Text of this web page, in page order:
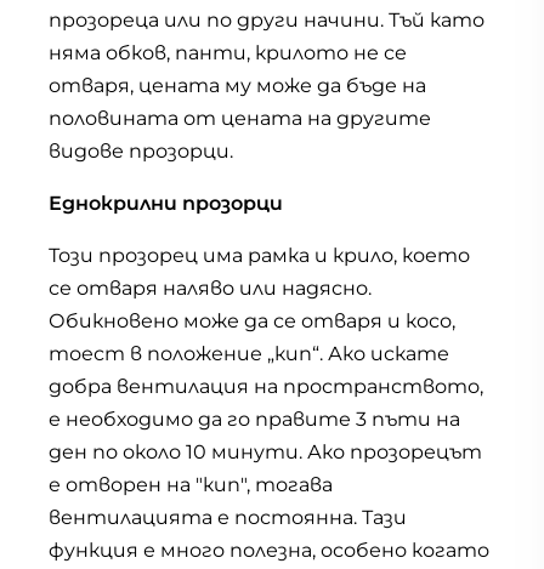
прозореца или по други начини. Тъй като
няма обков, панти, крилото не се
отваря, цената му може да бъде на
половината от цената на другите
видове прозорци.
Еднокрилни прозорци
Този прозорец има рамка и крило, което
се отваря наляво или надясно.
Обикновено може да се отваря и косо,
тоест в положение „кип“. Ако искате
добра вентилация на пространството,
е необходимо да го правите 3 пъти на
ден по около 10 минути. Ако прозорецът
е отворен на "кип", тогава
вентилацията е постоянна. Тази
функция е много полезна, особено когато